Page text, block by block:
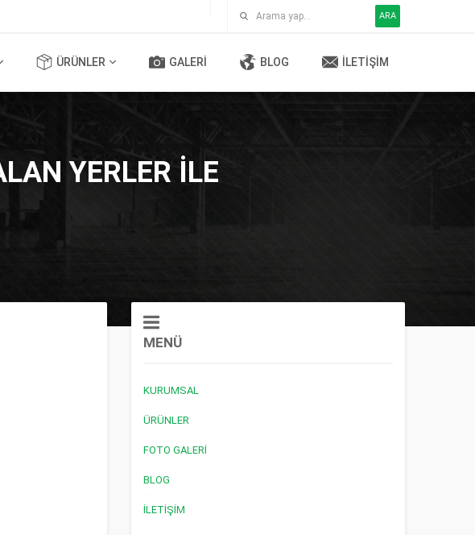
ARA
ÜRÜNLER GALERI BLOG İLETIŞIM
YERLER ILE
MENÜ
KURUMSAL
ÜRÜNLER
FOTO GALERI
BLOG
İLETIŞIM